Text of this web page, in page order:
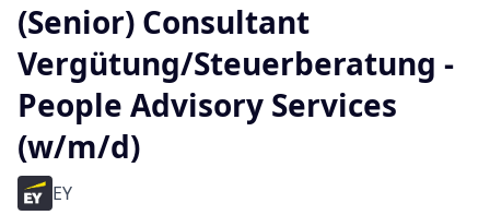
(Senior) Consultant
Vergütung/Steuerberatung -
People Advisory Services
(w/m/d)
EY